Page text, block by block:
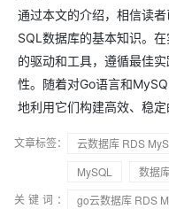
通过本文的介绍，相信读
SQL数据库的基本知识。
的驱动和工具，遵循最佳
性。随着对Go语言和
地利用它们构建高效、稳定
文章标签： 云数据库 RDS
MySQL
数据
关键词：
go云数据库 RDS